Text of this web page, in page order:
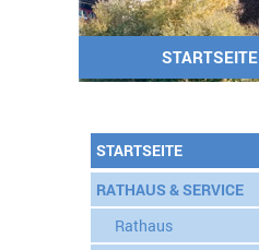
STARTSEITE
STARTSEITE
RATHAUS & SERVICE
Rathaus